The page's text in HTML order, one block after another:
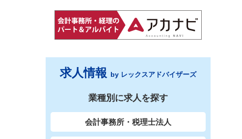
求人情報 by レックスアドバイザーズ
業種別に求人を探す
会計事務所・税理士法人